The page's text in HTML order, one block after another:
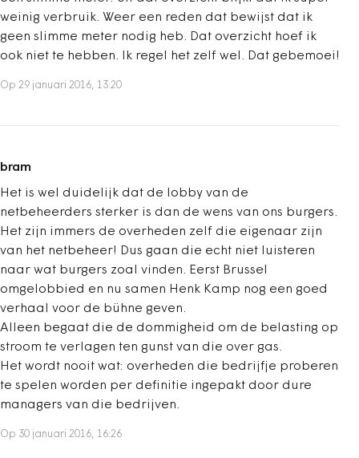
weinig verbruik. Weer een reden dat bewijst dat ik
geen slimme meter nodig heb. Dat overzicht hoef ik
ook niet te hebben. Ik regel het zelf wel. Dat gebemoei!
Op 29 januari 2016, 13:20
bram
Het is wel duidelijk dat de lobby van de
netbeheerders sterker is dan de wens van ons burgers.
Het zijn immers de overheden zelf die eigenaar zijn
van het netbeheer! Dus gaan die echt niet luisteren
naar wat burgers zoal vinden. Eerst Brussel
omgelobbied en nu samen Henk Kamp nog een goed
verhaal voor de bühne geven.
Alleen begaat die de dommigheid om de belasting op
stroom te verlagen ten gunst van die over gas.
Het wordt nooit wat: overheden die bedrijfje proberen
te spelen worden per definitie ingepakt door dure
managers van die bedrijven.
Op 30 januari 2016, 16:26